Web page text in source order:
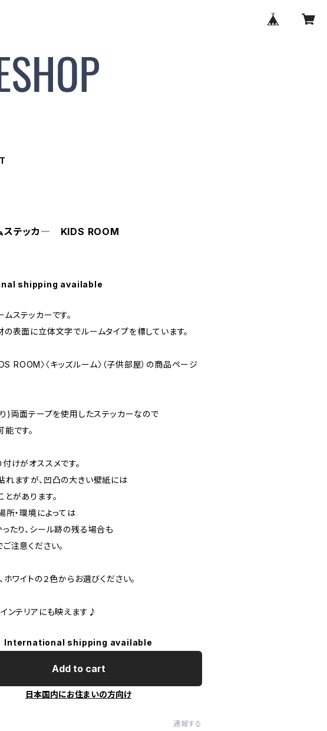
ステッカ― KIDS ROOM
shipping available
ステッカーです。
の表面に立体文字でルームタイプを標しています。
ROOM〉〈キッズルーム〉（子供部屋）の商品ページ
)両面テープを使用したステッカーなので
です。
けがオススメです。
ますが、凹凸の大きい壁紙には
があります。
所・環境によっては
ったり、シール跡の残る場合も
注意ください。
ホワイトの２色からお選びください。
ンテリアにも映えます♪
International shipping available
Add to cart
日本国内にお住まいの方向け
通報する